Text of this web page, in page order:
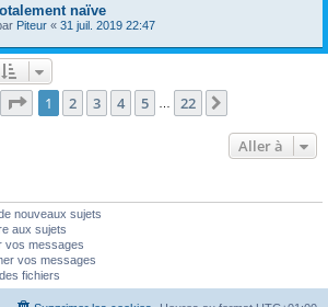
naïve
Piteur « 31 juil. 2019 22:47
Page 1sur22
1 2 3 4 5 22
Aller à
nouveaux sujets
aux sujets
vos messages
vos messages
fichiers